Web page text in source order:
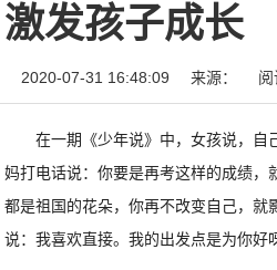
激发孩子成长
2020-07-31 16:48:09 来源：
在一期《少年说》中，女孩说，
妈打电话说：你要是再考这样的成绩，
都是祖国的花朵，你再不改变自己，就
说：我喜欢直接。我的出发点是为你好